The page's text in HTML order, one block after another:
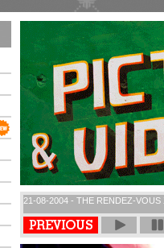
21-08-2004 - THE RENDEZ-VOUS